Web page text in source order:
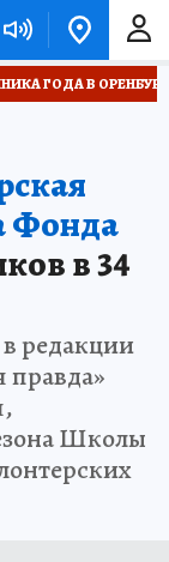
ГОДА В
Фонда
в 34
в редакции
Школы